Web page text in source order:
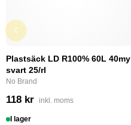
Plastsäck LD R100% 60L 40my
svart 25/rl
No Brand
118 kr inkl. moms
I lager